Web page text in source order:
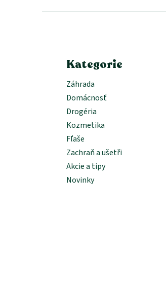
Kategorie
Záhrada
Domácnosť
Drogéria
Kozmetika
Fľaše
Zachraň a ušetři
Akcie a tipy
Novinky